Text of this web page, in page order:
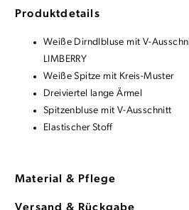
Produktdetails
Weiße Dirndlbluse mit V-
LIMBERRY
Weiße Spitze mit Kreis-Muster
Dreiviertel lange Ärmel
Spitzenbluse mit V-Ausschnitt
Elastischer Stoff
Material & Pflege